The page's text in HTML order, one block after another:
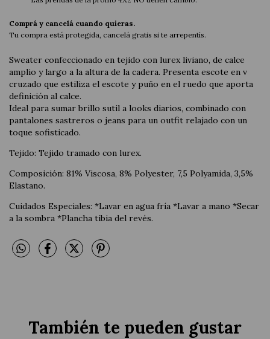
Comprá y cancelá cuando quieras.
Tu compra está protegida, cancelá gratis si te arrepentís.
Sweater confeccionado en tejido con lurex liviano, de calce
amplio y largo a la altura de la cadera. Presenta escote en v
cruzado que estiliza el escote y puño en el ruedo que aporta
definición al calce.
Ideal para sumar brillo sutil a looks diarios, combinado con
pantalones sastreros o jeans para un outfit relajado con un
toque sofisticado.
Tejido: Tejido tramado con lurex.
Composición: 81% Viscosa, 8% Polyester, 7,5 Polyamida, 3,5%
Elastano.
Cuidados Especiales: *Lavar en agua fría *Lavar a mano *Secar
a la sombra *Plancha tibia del revés.
También te pueden gustar